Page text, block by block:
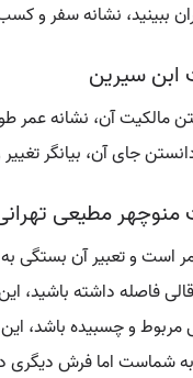
ببینید، نشانه سفر
ابن سیرین
مالکیت آن، نشانه عمر
جای آن، بیانگر
منوچهر مطیعی
است و تعبیر آن بستگی
فاصله داشته
مربوط و چسبیده باشد،
به شماست اما فرش